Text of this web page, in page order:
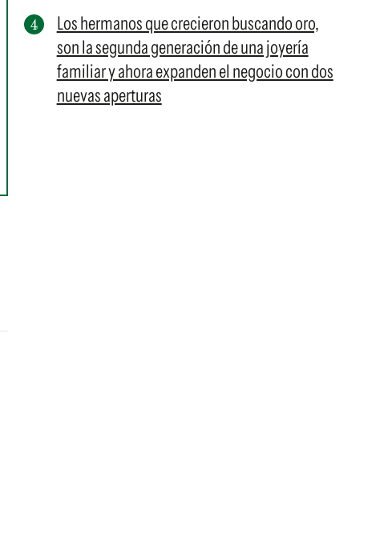
Los hermanos que crecieron buscando oro,
son la segunda generación de una joyería
familiar y ahora expanden el negocio con dos
nuevas aperturas